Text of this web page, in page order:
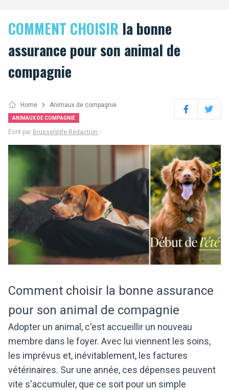
COMMENT CHOISIR la bonne
assurance pour son animal de
compagnie
Home Animaux de compagnie
ANIMAUX DE COMPAGNIE FacebookTwitter
Écrit par Brusselslife Rédaction -
Comment choisir la bonne assurance
pour son animal de compagnie
Adopter un animal, c'est accueillir un nouveau
membre dans le foyer. Avec lui viennent les soins,
les imprévus et, inévitablement, les factures
vétérinaires. Sur une année, ces dépenses peuvent
vite s'accumuler, que ce soit pour un simple